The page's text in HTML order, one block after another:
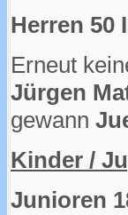
Herren 50
Erneut
Jürgen
gewann
Kinder /
Junioren